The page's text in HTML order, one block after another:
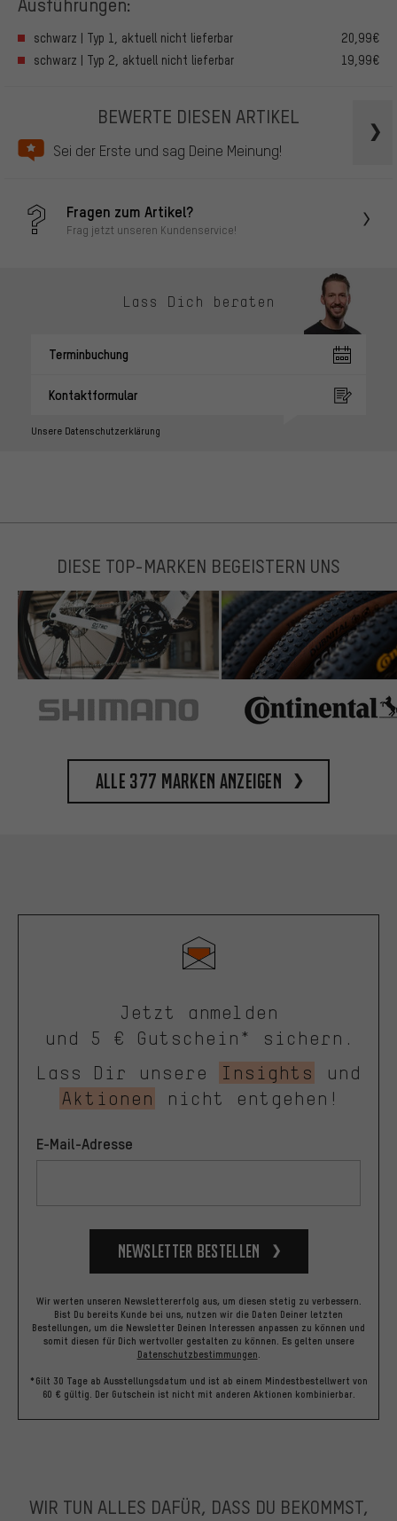
schwarz | Typ 1, aktuell nicht lieferbar
20,99€
schwarz | Typ 2, aktuell nicht lieferbar
19,99€
BEWERTE DIESEN ARTIKEL
Sei der Erste und sag Deine Meinung!
Fragen zum Artikel?
Frag jetzt unseren Kundenservice!
Lass Dich beraten
Terminbuchung
Kontaktformular
Unsere Datenschutzerklärung
DIESE TOP-MARKEN BEGEISTERN UNS
Alle 377 Marken anzeigen
Jetzt anmelden
und 5 € Gutschein* sichern.
Lass Dir unsere
Insights
und
Aktionen
nicht entgehen!
E-Mail-Adresse
Newsletter bestellen
Wir werten unseren Newslettererfolg aus, um diesen stetig zu verbessern.
Bist Du bereits Kunde bei uns, nutzen wir die Daten Deiner letzten
Bestellungen, um die Newsletter Deinen Interessen anpassen zu können und
somit diesen für Dich wertvoller gestalten zu können. Es gelten unsere
Datenschutzbestimmungen.
*Gilt 30 Tage ab Ausstellungsdatum und ist ab einem Mindestbestellwert von
60 € gültig. Der Gutschein ist nicht mit anderen Aktionen kombinierbar.
WIR TUN ALLES DAFÜR, DASS DU BEKOMMST,